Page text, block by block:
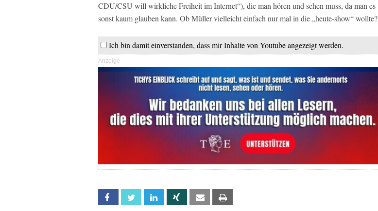
CDU/CSU will wirkliche Freiheit im Internet“), die man hören und sehen muss, da man es
sonst kaum glauben kann. Ob Müller vielleicht einfach nur mal in die „heute-show“ wollte?
Ich bin damit einverstanden, dass mir Inhalte von Youtube angezeigt werden.
Anzeige
Facebook Twitter Linkedin Xing Email